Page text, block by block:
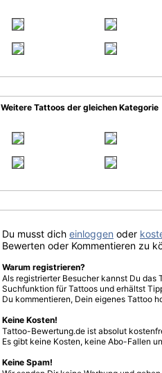
Weitere Tattoos der gleichen Kategorie
Du musst dich einloggen oder
Bewerten oder Kommentieren zu
Warum registrieren?
Als registrierter Besucher kannst Du
Suchfunktion für Tattoos und erhältst
Du kommentieren, Dein eigenes Tattoo
Keine Kosten!
Tattoo-Bewertung.de ist absolut
Es gibt keine Kosten, keine Abo-Fallen
Keine Spam!